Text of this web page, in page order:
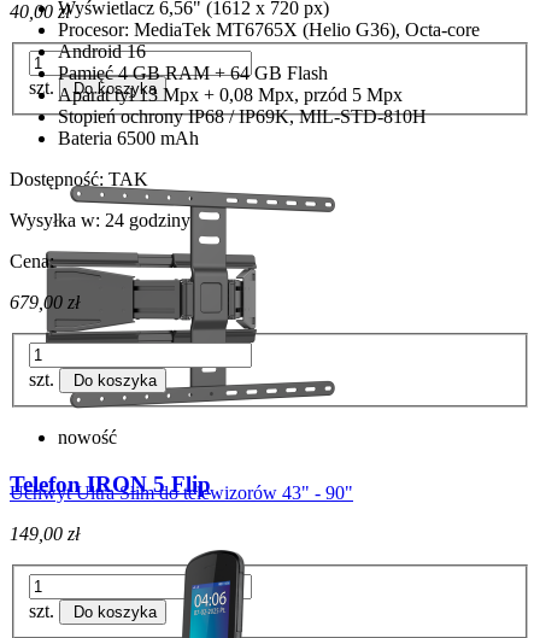
40,00 zł
szt. Do koszyka
Uchwyt Ultra Slim do telewizorów 43" - 90"
149,00 zł
szt. Do koszyka
Wyświetlacz 6,56" (1612 x 720 px)
Procesor: MediaTek MT6765X (Helio G36), Octa-core
Android 16
Pamięć 4 GB RAM + 64 GB Flash
Aparat tył 13 Mpx + 0,08 Mpx, przód 5 Mpx
Stopień ochrony IP68 / IP69K, MIL-STD-810H
Bateria 6500 mAh
Dostępność: TAK
Wysyłka w: 24 godziny
Cena:
679,00 zł
szt. Do koszyka
nowość
Telefon IRON 5 Flip